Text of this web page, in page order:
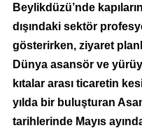
Beylikdüzü’nde
dışındaki sektör
gösterirken, ziyaret
Dünya asansör ve
kıtalar arası ticaretin
yılda bir buluşturan
tarihlerinde Mayıs